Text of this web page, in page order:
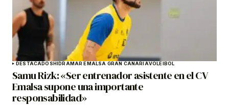
DESTACADOSHIDRAMAR EMALSA GRAN CANARIAVOLEIBOL
Samu Rizk: «Ser entrenador asistente en el CV
Emalsa supone una importante
responsabilidad»